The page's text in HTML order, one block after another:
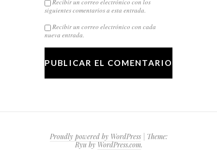
Recibir un correo electrónico con los
siguientes comentarios a esta entrada.
Recibir un correo electrónico con cada
nueva entrada.
Proudly powered by WordPress
Theme:
Ryu byWordPress.com.